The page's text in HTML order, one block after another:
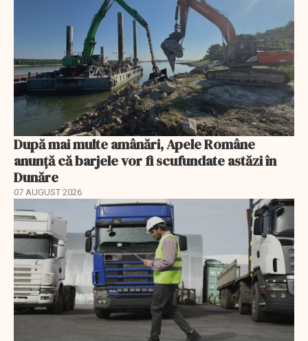
După mai multe amânări, Apele Române
anunță că barjele vor fi scufundate astăzi în
Dunăre
07 AUGUST 2026